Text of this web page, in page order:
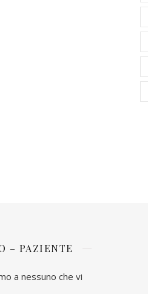
– PAZIENTE
a nessuno che vi